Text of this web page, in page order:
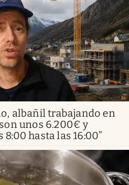
albañil trabajando en
unos 6.200€ y
hasta las 16:00”